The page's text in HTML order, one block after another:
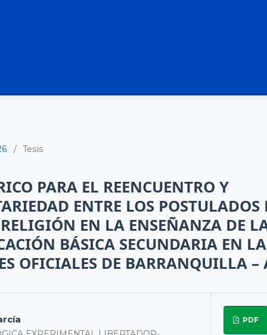
/ Tesis
PARA EL REENCUENTRO Y
ENTRE LOS POSTULADOS
EN LA ENSEÑANZA DE
BÁSICA SECUNDARIA EN
OFICIALES DE BARRANQUILLA –
PDF